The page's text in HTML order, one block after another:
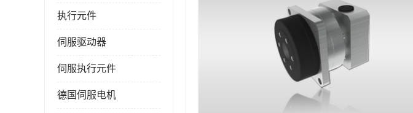
执行元件
伺服驱动器
伺服执行元件
德国伺服电机